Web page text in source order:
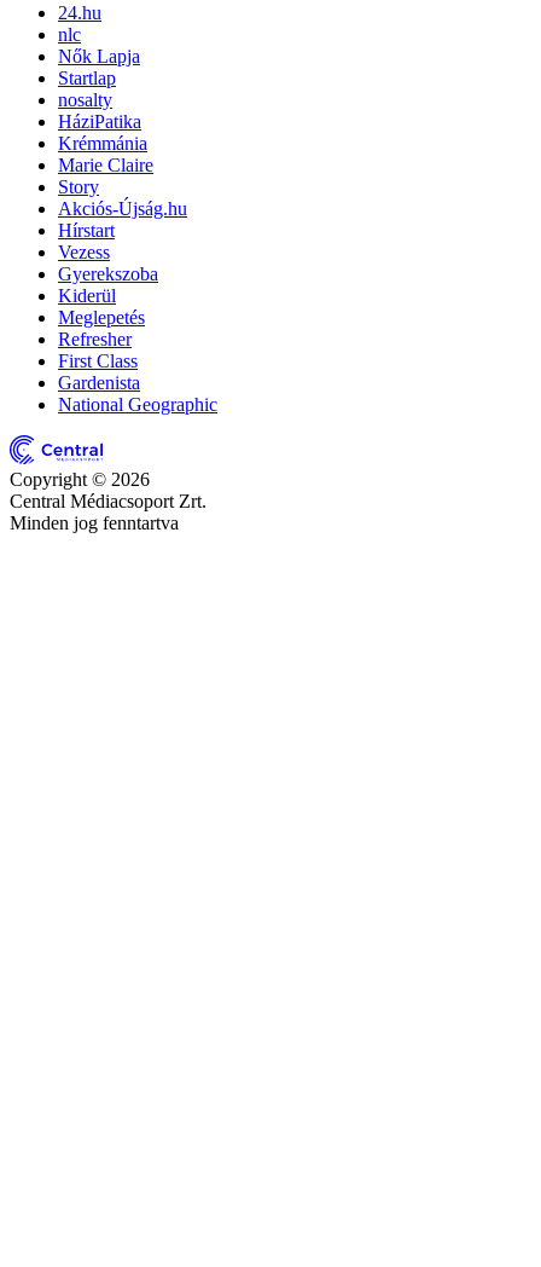
24.hu
nlc
Nők Lapja
Startlap
nosalty
HáziPatika
Krémmánia
Marie Claire
Story
Akciós-Újság.hu
Hírstart
Vezess
Gyerekszoba
Kiderül
Meglepetés
Refresher
First Class
Gardenista
National Geographic
Copyright © 2026
Central Médiacsoport Zrt.
Minden jog fenntartva